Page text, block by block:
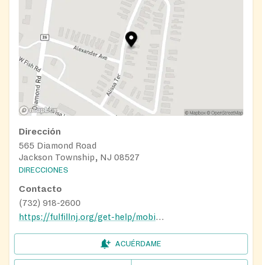
Dirección
565 Diamond Road
Jackson Township, NJ 08527
DIRECCIONES
Contacto
(732) 918-2600
https://fulfillnj.org/get-help/mobile-pantry/
ACUÉRDAME